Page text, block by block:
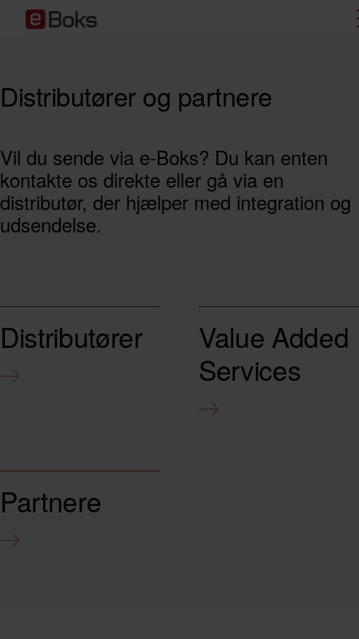
Distributører og partnere
Vil du sende via e-Boks? Du kan enten
kontakte os direkte eller gå via en
distributør, der hjælper med integration og
udsendelse.
Distributører
Value Added
Services
Partnere